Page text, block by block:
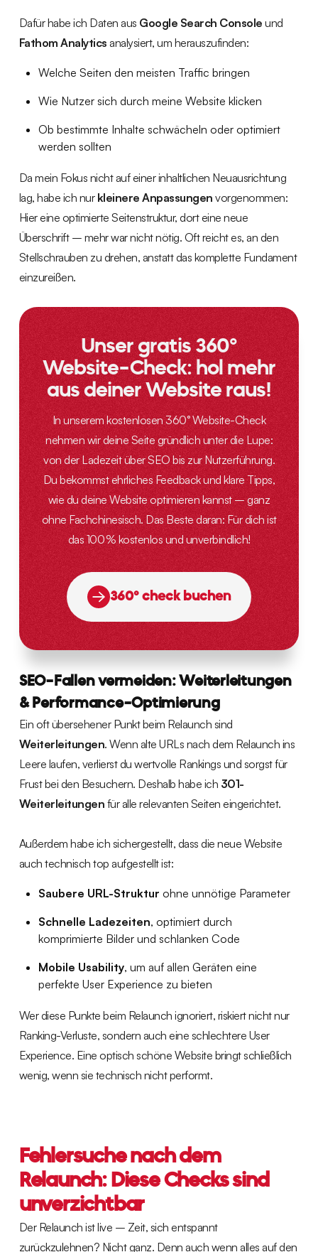
Dafür habe ich Daten aus Google Search Console und
Fathom Analytics analysiert, um herauszufinden:
Welche Seiten den meisten Traffic bringen
Wie Nutzer sich durch meine Website klicken
Ob bestimmte Inhalte schwächeln oder optimiert
werden sollten
Da mein Fokus nicht auf einer inhaltlichen Neuausrichtung
lag, habe ich nur kleinere Anpassungen vorgenommen:
Hier eine optimierte Seitenstruktur, dort eine neue
Überschrift – mehr war nicht nötig. Oft reicht es, an den
Stellschrauben zu drehen, anstatt das komplette Fundament
einzureißen.
Unser gratis 360°
Website-Check: hol mehr
aus deiner Website raus!
In unserem kostenlosen 360° Website-Check
nehmen wir deine Seite gründlich unter die Lupe:
von der Ladezeit über SEO bis zur Nutzerführung.
Du bekommst ehrliches Feedback und klare Tipps,
wie du deine Website optimieren kannst – ganz
ohne Fachchinesisch. Das Beste daran: Für dich ist
das 100 % kostenlos und unverbindlich!
360° check buchen
SEO-Fallen vermeiden: Weiterleitungen
& Performance-Optimierung
Ein oft übersehener Punkt beim Relaunch sind
Weiterleitungen. Wenn alte URLs nach dem Relaunch ins
Leere laufen, verlierst du wertvolle Rankings und sorgst für
Frust bei den Besuchern. Deshalb habe ich 301-
Weiterleitungen für alle relevanten Seiten eingerichtet.
Außerdem habe ich sichergestellt, dass die neue Website
auch technisch top aufgestellt ist:
Saubere URL-Struktur ohne unnötige Parameter
Schnelle Ladezeiten, optimiert durch
komprimierte Bilder und schlanken Code
Mobile Usability, um auf allen Geräten eine
perfekte User Experience zu bieten
Wer diese Punkte beim Relaunch ignoriert, riskiert nicht nur
Ranking-Verluste, sondern auch eine schlechtere User
Experience. Eine optisch schöne Website bringt schließlich
wenig, wenn sie technisch nicht performt.
Fehlersuche nach dem
Relaunch: Diese Checks sind
unverzichtbar
Der Relaunch ist live – Zeit, sich entspannt
zurückzulehnen? Nicht ganz. Denn auch wenn alles auf den